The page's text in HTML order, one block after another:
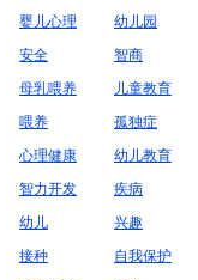
婴儿心理
幼儿园
安全
智商
母乳喂养
儿童教育
喂养
孤独症
心理健康
幼儿教育
智力开发
疾病
幼儿
兴趣
接种
自我保护